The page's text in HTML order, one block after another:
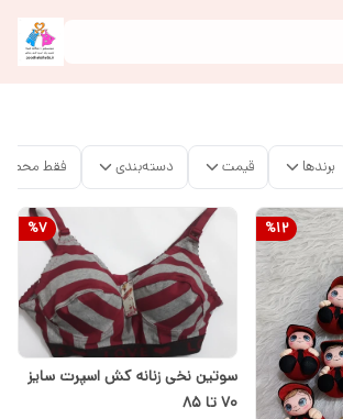
برندها قیمت دسته‌بندی فقط
%12
%7
سوتین نخی زنانه کش اسپرت سایز
۷۰ تا ۸۵